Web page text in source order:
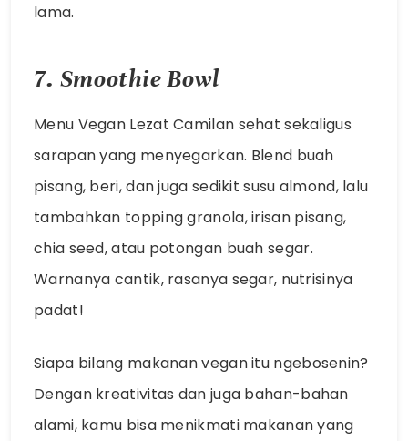
lama.
7. Smoothie Bowl
Menu Vegan Lezat Camilan sehat sekaligus
sarapan yang menyegarkan. Blend buah
pisang, beri, dan juga sedikit susu almond, lalu
tambahkan topping granola, irisan pisang,
chia seed, atau potongan buah segar.
Warnanya cantik, rasanya segar, nutrisinya
padat!
Siapa bilang makanan vegan itu ngebosenin?
Dengan kreativitas dan juga bahan-bahan
alami, kamu bisa menikmati makanan yang